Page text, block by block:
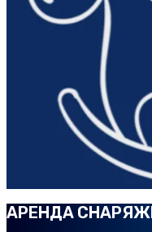
АРЕНДА